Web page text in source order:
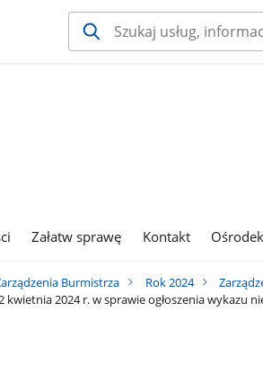
Załatw sprawę Kontakt
Burmistrza Rok 2024
kwietnia 2024 r. w sprawie ogłoszenia wykazu